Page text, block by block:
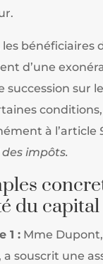
les bénéficiaires
d’une
succession sur
conditions,
à l’article
impôts.
du capital
1 : Mme
souscrit une